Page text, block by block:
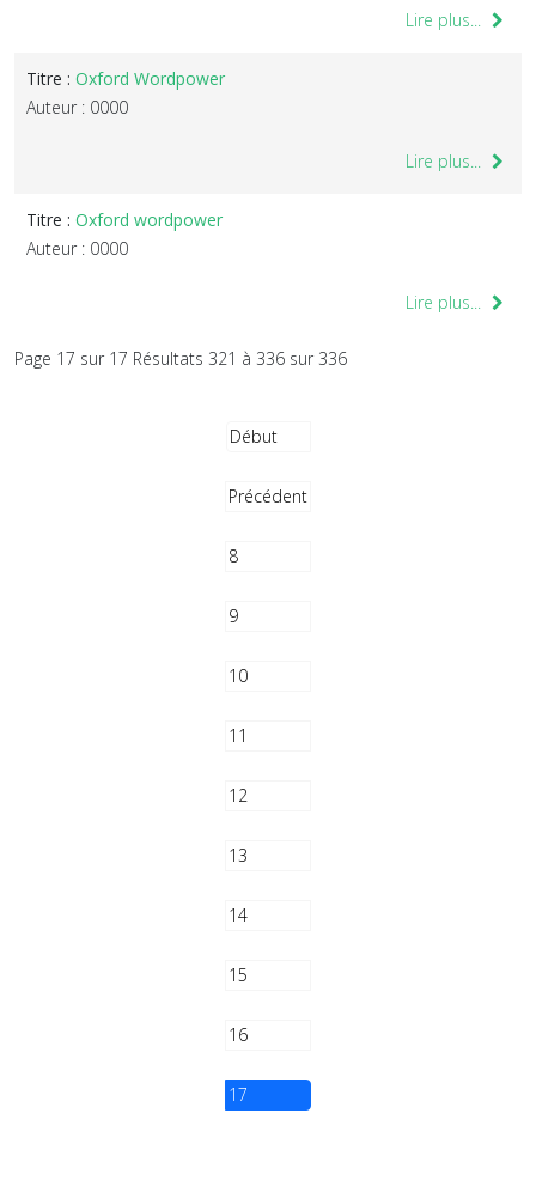
Lire plus...
Titre : Oxford Wordpower
Auteur : 0000
Lire plus...
Titre : Oxford wordpower
Auteur : 0000
Lire plus...
Page 17 sur 17 Résultats 321 à 336 sur 336
Début
Précédent
8
9
10
11
12
13
14
15
16
17